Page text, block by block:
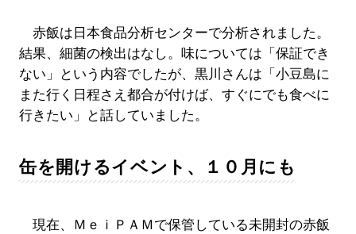
赤飯は日本食品分析センターで分析されました。
結果、細菌の検出はなし。味については「保証でき
ない」という内容でしたが、黒川さんは「小豆島に
また行く日程さえ都合が付けば、すぐにでも食べに
行きたい」と話していました。
缶を開けるイベント、１０月にも
現在、ＭｅｉＰＡＭで保管している未開封の赤飯